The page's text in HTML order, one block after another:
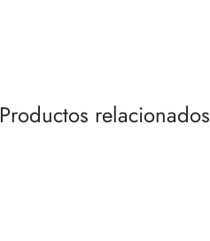
Productos relacionados